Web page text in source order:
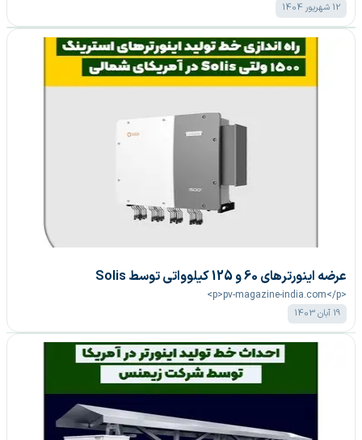
12 شهریور 1404
عرضه اینورترهای 60 و 125 کیلوواتی توسط Solis
<p>pv-magazine-india.com</p>
19 آبان 1403